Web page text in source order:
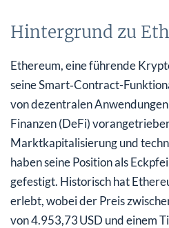
Hintergrund zu
Ethereum, eine führende
seine Smart‑Contract-
von dezentralen
Finanzen (DeFi)
Marktkapitalisierung und
haben seine Position als
gefestigt. Historisch hat
erlebt, wobei der Preis
von 4.953,73 USD und einem